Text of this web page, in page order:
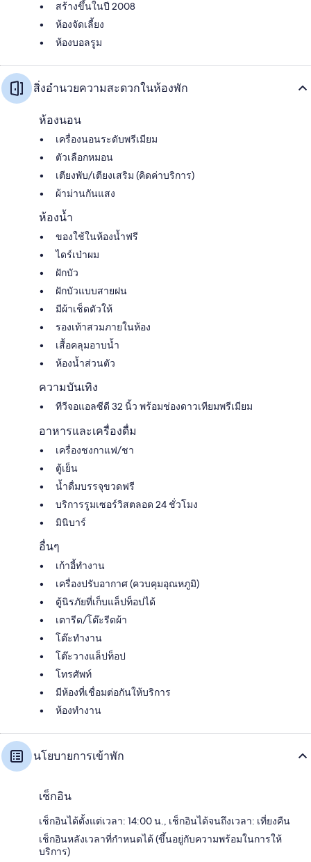
สร้างขึ้นในปี 2008
ห้องจัดเลี้ยง
ห้องบอลรูม
สิ่งอำนวยความสะดวกในห้องพัก
ห้องนอน
เครื่องนอนระดับพรีเมียม
ตัวเลือกหมอน
เตียงพับ/เตียงเสริม (คิดค่าบริการ)
ผ้าม่านกันแสง
ห้องน้ำ
ของใช้ในห้องน้ำฟรี
ไดร์เป่าผม
ฝักบัว
ฝักบัวแบบสายฝน
มีผ้าเช็ดตัวให้
รองเท้าสวมภายในห้อง
เสื้อคลุมอาบน้ำ
ห้องน้ำส่วนตัว
ความบันเทิง
ทีวีจอแอลซีดี 32 นิ้ว พร้อมช่องดาวเทียมพรีเมียม
อาหารและเครื่องดื่ม
เครื่องชงกาแฟ/ชา
ตู้เย็น
น้ำดื่มบรรจุขวดฟรี
บริการรูมเซอร์วิสตลอด 24 ชั่วโมง
มินิบาร์
อื่นๆ
เก้าอี้ทำงาน
เครื่องปรับอากาศ (ควบคุมอุณหภูมิ)
ตู้นิรภัยที่เก็บแล็ปท็อปได้
เตารีด/โต๊ะรีดผ้า
โต๊ะทำงาน
โต๊ะวางแล็ปท็อป
โทรศัพท์
มีห้องที่เชื่อมต่อกันให้บริการ
ห้องทำงาน
นโยบายการเข้าพัก
เช็กอิน
เช็กอินได้ตั้งแต่เวลา: 14:00 น., เช็กอินได้จนถึงเวลา: เที่ยงคืน
เช็กอินหลังเวลาที่กำหนดได้ (ขึ้นอยู่กับความพร้อมในการให้
บริการ)